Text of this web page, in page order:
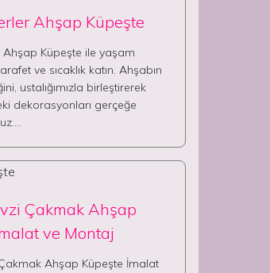
Ahşap Küpeşte
Ahşap Küpeşte ile yaşam
ve sıcaklık katın. Ahşabın
ustalığımızla birleştirerek
dekorasyonları gerçeğe
Çakmak Ahşap
ve Montaj
Ahşap Küpeşte İmalat